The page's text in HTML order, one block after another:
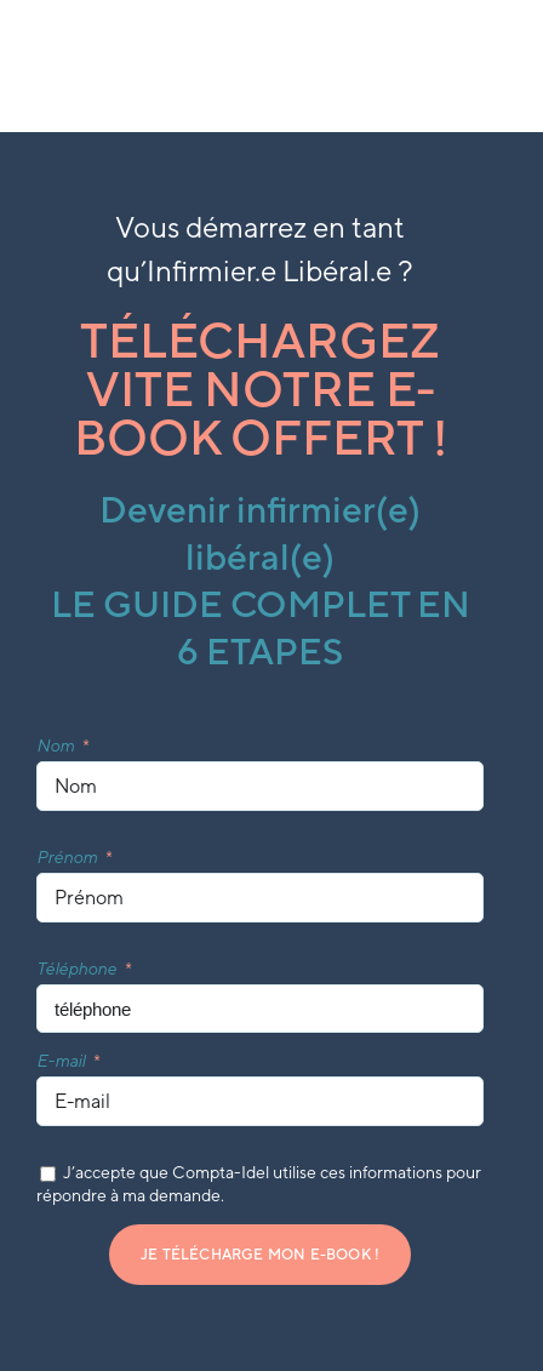
Vous démarrez en tant
qu’Infirmier.e Libéral.e ?
TÉLÉCHARGEZ
VITE NOTRE E-
BOOK OFFERT !
Devenir infirmier(e)
libéral(e)
LE GUIDE COMPLET EN
6 ETAPES
Nom
Prénom
Téléphone
E-mail
J’accepte que Compta-Idel utilise ces informations pour
répondre à ma demande.
JE TÉLÉCHARGE MON E-BOOK !